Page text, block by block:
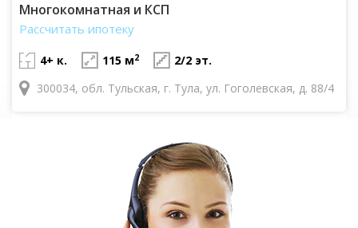
Многокомнатная и КСП
Рассчитать ипотеку
4+ к. 115 м2
2/2 эт.
300034, обл. Тульская, г. Тула, ул. Гоголевская, д. 88/4